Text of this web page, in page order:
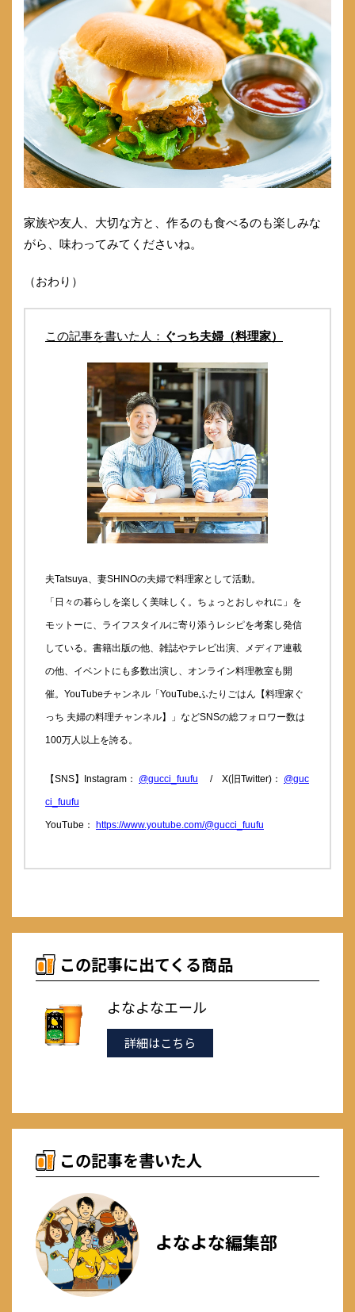
家族や友人、大切な方と、作るのも食べるのも楽しみな
がら、味わってみてくださいね。
（おわり）
この記事を書いた人： ぐっち夫婦（料理家）
夫Tatsuya、妻SHINOの夫婦で料理家として活動。
「日々の暮らしを楽しく美味しく。ちょっとおしゃれに」を
モットーに、ライフスタイルに寄り添うレシピを考案し発信
している。書籍出版の他、雑誌やテレビ出演、メディア連載
の他、イベントにも多数出演し、オンライン料理教室も開
催。YouTubeチャンネル「YouTubeふたりごはん【料理家ぐ
っち 夫婦の料理チャンネル】」などSNSの総フォロワー数は
100万人以上を誇る。
【SNS】Instagram： @gucci_fuufu / X(旧Twitter)： @guc
ci_fuufu
YouTube： https://www.youtube.com/@gucci_fuufu
この記事に出てくる商品
よなよなエール
詳細はこちら
この記事を書いた人
よなよな編集部